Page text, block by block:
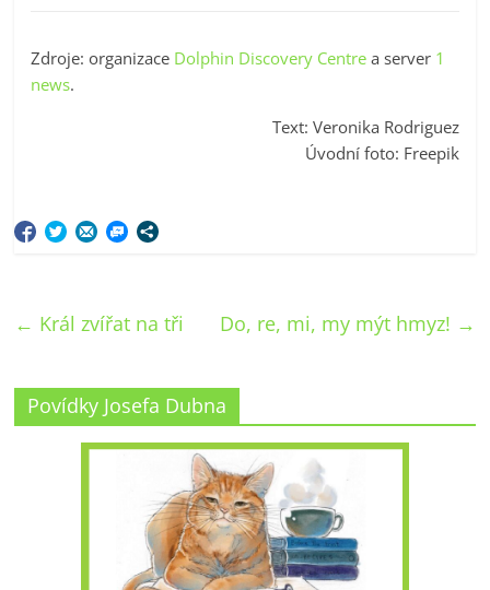
Zdroje: organizace Dolphin Discovery Centre a server 1
news.
Text: Veronika Rodriguez
Úvodní foto: Freepik
← Král zvířat na tři Do, re, mi, my mýt hmyz! →
Povídky Josefa Dubna